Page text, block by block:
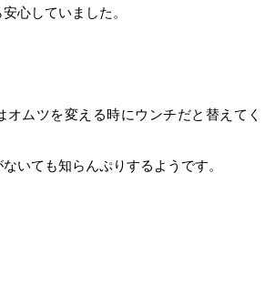
心していました。
オムツを変える時にウンチだと替えてく
いても知らんぷりするようです。